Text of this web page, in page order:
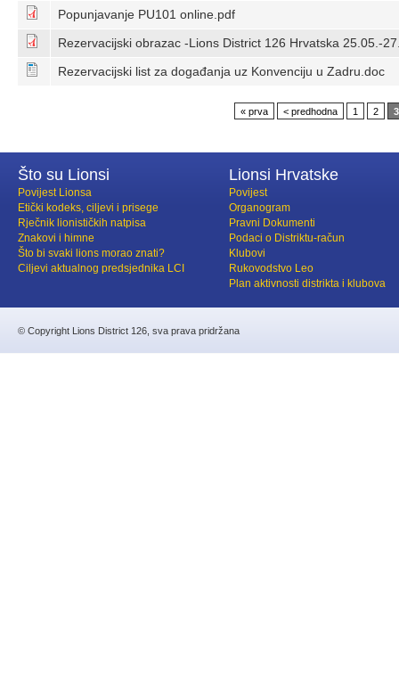
Popunjavanje PU101 online.pdf
Rezervacijski obrazac -Lions District 126 Hrvatska 25.05.-
Rezervacijski list za događanja uz Konvenciju u Zadru.doc
« prva < predhodna 1 2 3
Što su Lionsi
Povijest Lionsa
Etički kodeks, ciljevi i prisege
Rječnik lionističkih natpisa
Znakovi i himne
Što bi svaki lions morao znati?
Ciljevi aktualnog predsjednika LCI
Lionsi Hrvatske
Povijest
Organogram
Pravni Dokumenti
Podaci o Distriktu-račun
Klubovi
Rukovodstvo Leo
Plan aktivnosti distrikta i klubova
© Copyright Lions District 126, sva prava pridržana